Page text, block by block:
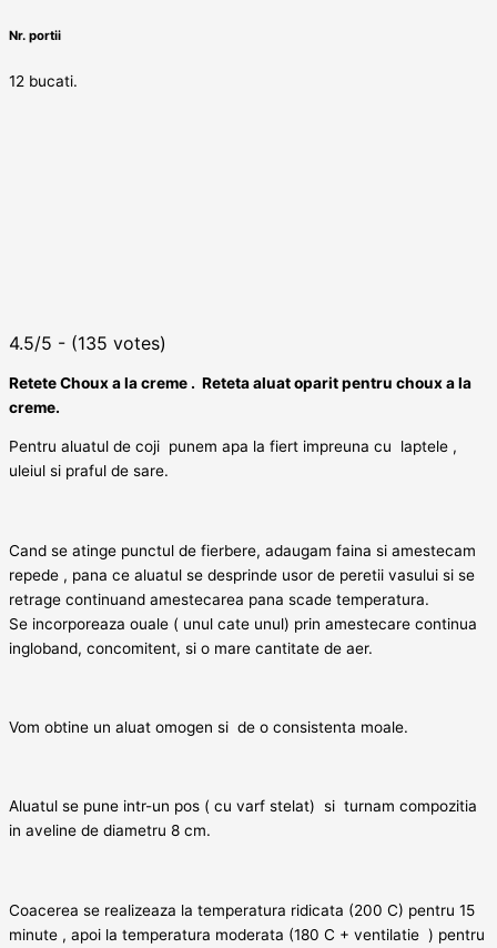
Nr. portii
12 bucati.
4.5/5 - (135 votes)
Retete Choux a la creme . Reteta aluat oparit pentru choux a la
creme.
Pentru aluatul de coji punem apa la fiert impreuna cu laptele ,
uleiul si praful de sare.
Cand se atinge punctul de fierbere, adaugam faina si amestecam
repede , pana ce aluatul se desprinde usor de peretii vasului si se
retrage continuand amestecarea pana scade temperatura.
Se incorporeaza ouale ( unul cate unul) prin amestecare continua
ingloband, concomitent, si o mare cantitate de aer.
Vom obtine un aluat omogen si de o consistenta moale.
Aluatul se pune intr-un pos ( cu varf stelat) si turnam compozitia
in aveline de diametru 8 cm.
Coacerea se realizeaza la temperatura ridicata (200 C) pentru 15
minute , apoi la temperatura moderata (180 C + ventilatie ) pentru